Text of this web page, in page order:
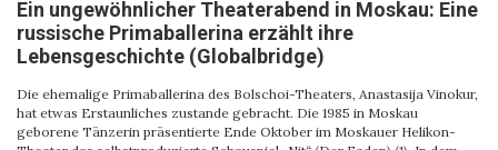
Ein ungewöhnlicher Theaterabend in Moskau: Eine
russische Primaballerina erzählt ihre
Lebensgeschichte (Globalbridge)
Die ehemalige Primaballerina des Bolschoi-Theaters, Anastasija Vinokur,
hat etwas Erstaunliches zustande gebracht. Die 1985 in Moskau
geborene Tänzerin präsentierte Ende Oktober im Moskauer Helikon-